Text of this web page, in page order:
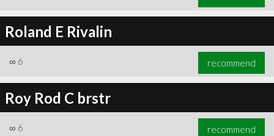
Roland E Rivalin
∞ 6 recommend
Roy Rod C brstr
∞ 6 recommend